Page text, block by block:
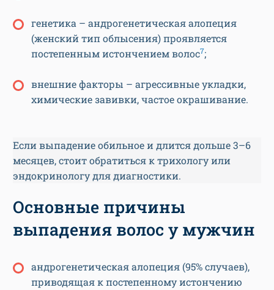
генетика – андрогенетическая алопеция
(женский тип облысения) проявляется
постепенным истончением волос7;
внешние факторы – агрессивные укладки,
химические завивки, частое окрашивание.
Если выпадение обильное и длится дольше 3–6
месяцев, стоит обратиться к трихологу или
эндокринологу для диагностики.
Основные причины
выпадения волос у мужчин
андрогенетическая алопеция (95% случаев),
приводящая к постепенному истончению